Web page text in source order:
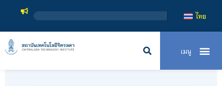
สถาบันเทคโนโลยีจิตรลดา เป็นสถาบันอุดมศึกษาในกำ
ไทย